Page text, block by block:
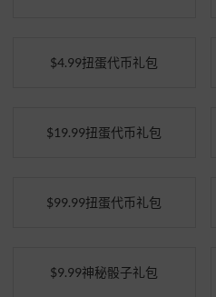
$4.99扭蛋代币礼包
$19.99扭蛋代币礼包
$99.99扭蛋代币礼包
$9.99神秘骰子礼包